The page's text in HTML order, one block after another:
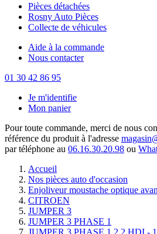
Pièces détachées
Rosny Auto Pièces
Collecte de véhicules
Aide à la commande
Nous contacter
01 30 42 86 95
Je m'identifie
Mon panier
Pour toute commande, merci de nous
référence du produit à l'adresse
par téléphone au 06.16.30.20.98 ou
Accueil
Nos pièces auto d'occasion
Enjoliveur moustache optique
CITROEN
JUMPER 3
JUMPER 3 PHASE 1
JUMPER 3 PHASE 1 2.2 HDI -